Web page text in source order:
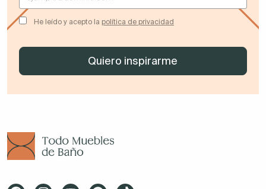
He leído y acepto la política de privacidad